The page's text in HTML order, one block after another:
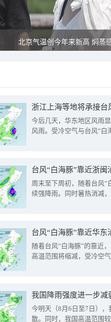
北京气温创今年来新高 焖蒸
浙江上海等地将承接台
今后几天，华东地区风雨
风雨。受冷空气与台风“白
台风“白海豚”靠近浙
周末至下周初，随着台风“
续强降雨。同时暑热消减
台风“白海豚”靠近华
随着台风“白海豚”的靠近
高温范围将缩减，受冷空
今明天（8月6日至7日）
散。同时，我国高温范围